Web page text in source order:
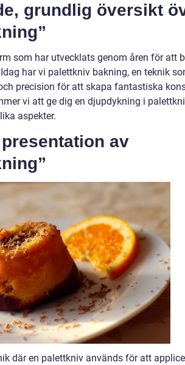
grundlig översikt
som har utvecklats genom åren för att
har vi palettkniv bakning, en teknik
precision för att skapa fantastiska
vi att ge dig en djupdykning i
aspekter.
av
där en palettkniv används för att